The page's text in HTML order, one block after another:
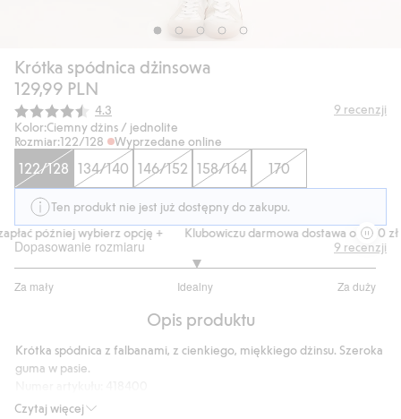
Krótka spódnica dżinsowa
129,99 PLN
Średnia ocena:
4.3 9 recenzji
Kolor:Ciemny dżins / jednolite
Rozmiar:122/128 Wyprzedane online
122/128 134/140 146/152 158/164 170
Ten produkt nie jest już dostępny do zakupu.
później wybierz opcję +
Klubowiczu darmowa dostawa od 150 zł
Dopasowanie rozmiaru
Za mały Idealny Za duży
na
7
głosów
9 recenzji
Opis produktu
Czytaj więcej
Krótka spódnica z falbanami, z cienkiego, miękkiego dżinsu. Szeroka
guma w pasie.